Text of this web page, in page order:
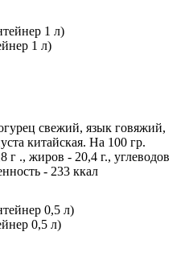
1 л)
свежий, язык говяжий,
китайская. На 100 гр.
г ., жиров - 20,4 г., углеводов
- 233 ккал
0,5 л)